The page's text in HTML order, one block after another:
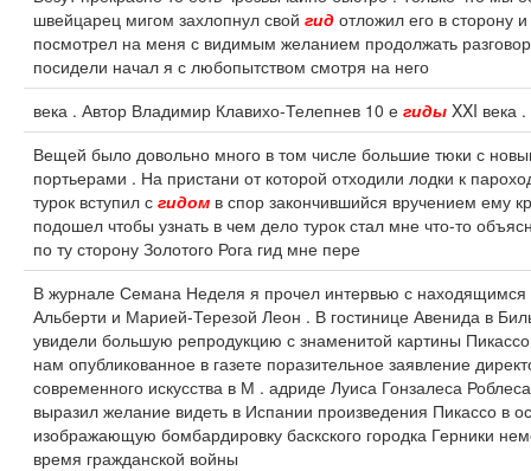
швейцарец мигом захлопнул свой гид отложил его в сторону
посмотрел на меня с видимым желанием продолжать
посидели начал я с любопытством смотря на него
века . Автор Владимир Клавихо-Телепнев 10 е гиды XXI
Вещей было довольно много в том числе большие тюки с
портьерами . На пристани от которой отходили лодки к
турок вступил с гидом в спор закончившийся вручением ему
подошел чтобы узнать в чем дело турок стал мне что-то
по ту сторону Золотого Рога гид мне пере
В журнале Семана Неделя я прочел интервью с
Альберти и Марией-Терезой Леон . В гостинице Авенида в
увидели большую репродукцию с знаменитой картины
нам опубликованное в газете поразительное заявление
современного искусства в М . адриде Луиса Гонзалеса
выразил желание видеть в Испании произведения Пикассо в
изображающую бомбардировку баскского городка Герники
время гражданской войны